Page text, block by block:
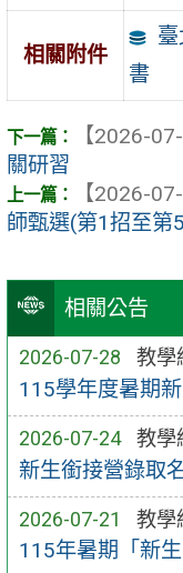
相關公告
2026-07-28 教學
115學年度暑期
2026-07-24 教學
新生銜接營錄取
2026-07-21 教學
115年暑期「新
相關附件
書
【2026-07-
關研習
【2026-07-
師甄選(第1招至第